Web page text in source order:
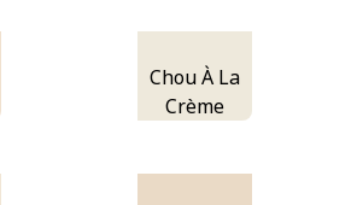
Chou À La
Crème